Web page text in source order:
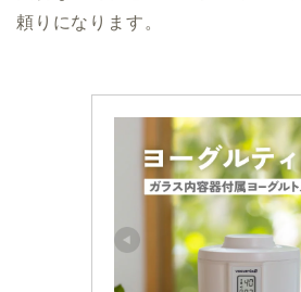
頼りになります。